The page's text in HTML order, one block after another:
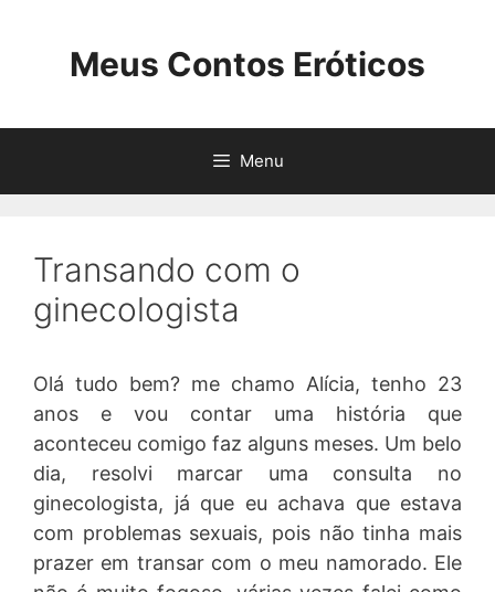
Meus Contos Eróticos
Menu
Transando com o
ginecologista
Olá tudo bem? me chamo Alícia, tenho 23
anos e vou contar uma história que
aconteceu comigo faz alguns meses. Um belo
dia, resolvi marcar uma consulta no
ginecologista, já que eu achava que estava
com problemas sexuais, pois não tinha mais
prazer em transar com o meu namorado. Ele